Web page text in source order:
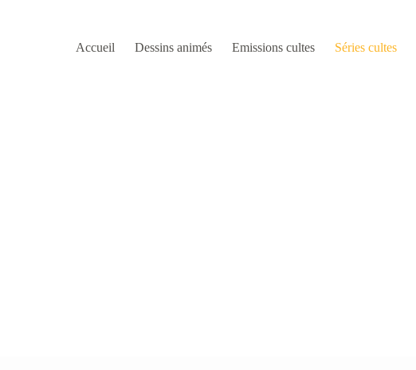
Accueil
Dessins animés Emissions cultes Séries cultes